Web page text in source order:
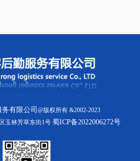
有限公司 @版权所有 &2002-2023
玉林芳草东街1号 蜀ICP备2022006272号